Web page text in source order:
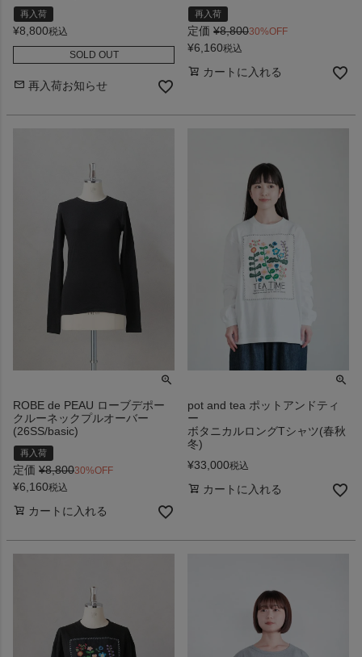
再入荷
¥8,800税込
SOLD OUT
再入荷お知らせ
再入荷
定価 ¥8,80030%OFF
¥6,160税込
カートに入れる
ROBE de PEAU ローブデポー
クルーネックプルオーバー
(26SS/basic)
再入荷
定価 ¥8,80030%OFF
¥6,160税込
カートに入れる
pot and tea ポットアンドティ
ー
ボタニカルロングTシャツ(春秋
冬)
¥33,000税込
カートに入れる